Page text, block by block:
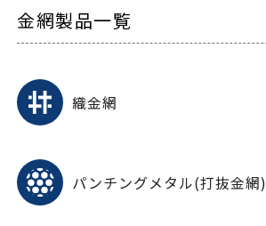
金網製品一覧
織金網
パンチングメタル(打抜金網)